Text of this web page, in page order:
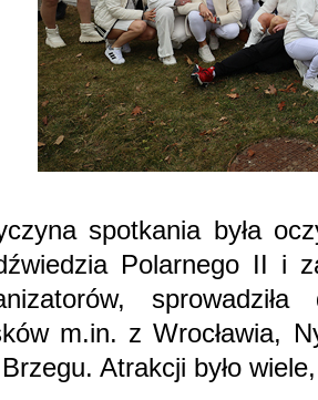
spotkania była
Polarnego II i
m.in. z Wrocławia,
Atrakcji było